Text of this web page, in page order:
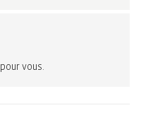
pour vous.